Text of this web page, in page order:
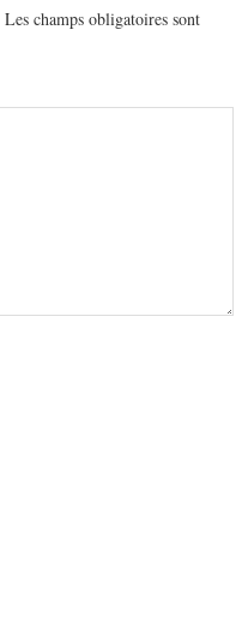
Les champs obligatoires sont